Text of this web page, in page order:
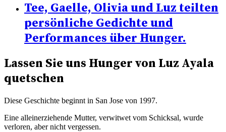
Tee, Gaelle, Olivia und Luz teilten
persönliche Gedichte und
Performances über Hunger.
Lassen Sie uns Hunger von Luz Ayala
quetschen
Diese Geschichte beginnt in San Jose von 1997.
Eine alleinerziehende Mutter, verwitwet vom Schicksal, wurde
verloren, aber nicht vergessen.